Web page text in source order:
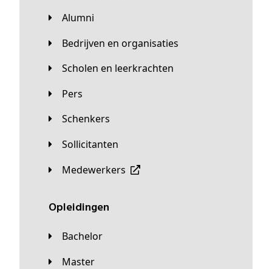
Alumni
Bedrijven en organisaties
Scholen en leerkrachten
Pers
Schenkers
Sollicitanten
Medewerkers
Opleidingen
Bachelor
Master